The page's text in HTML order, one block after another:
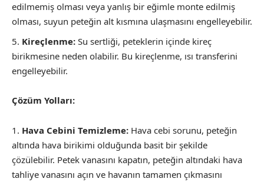
edilmemiş olması veya yanlış bir eğimle monte edilmiş
olması, suyun peteğin alt kısmına ulaşmasını engelleyebilir.
Kireçlenme: Su sertliği, peteklerin içinde kireç
birikmesine neden olabilir. Bu kireçlenme, ısı transferini
engelleyebilir.
Çözüm Yolları:
Hava Cebini Temizleme: Hava cebi sorunu, peteğin
altında hava birikimi olduğunda basit bir şekilde
çözülebilir. Petek vanasını kapatın, peteğin altındaki hava
tahliye vanasını açın ve havanın tamamen çıkmasını